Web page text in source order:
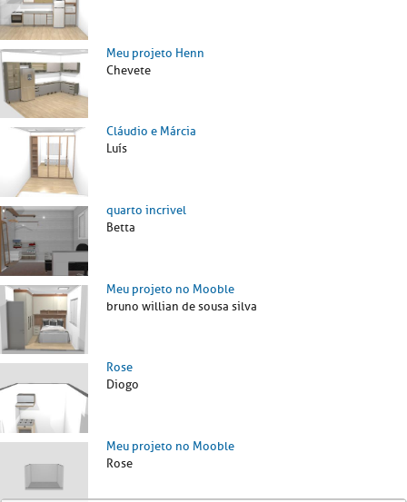
Meu projeto Henn
Chevete
Cláudio e Márcia
Luís
quarto incrivel
Betta
Meu projeto no Mooble
bruno willian de sousa silva
Rose
Diogo
Meu projeto no Mooble
Rose